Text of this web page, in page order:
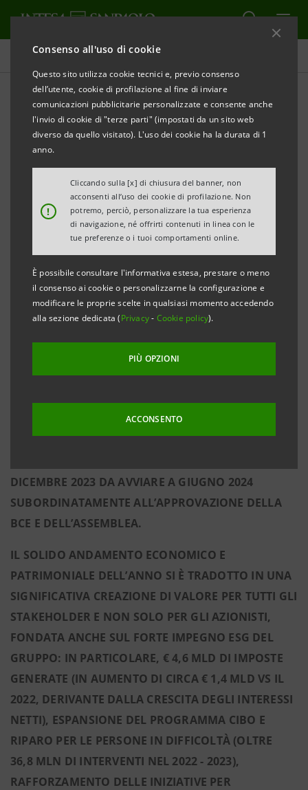
Consenso all'uso di cookie
Questo sito utilizza cookie tecnici e, previo consenso
dell’utente, cookie di profilazione al fine di inviare
comunicazioni pubblicitarie personalizzate e consente anche
l'invio di cookie di "terze parti" (impostati da un sito web
diverso da quello visitato). L'uso dei cookie ha la durata di 1
anno.
!
Cliccando sulla [x] di chiusura del banner, non
acconsenti all’uso dei cookie di profilazione. Non
potremo, perciò, personalizzare la tua esperienza
di navigazione, né offrirti contenuti in linea con le
tue preferenze o i tuoi comportamenti online.
È possibile consultare l'informativa estesa, prestare o meno
il consenso ai cookie o personalizzarne la configurazione e
modificare le proprie scelte in qualsiasi momento accedendo
alla sezione dedicata (Privacy- Cookie policy).
PIÙ OPZIONI
ACCONSENTO
Comunicati stampa
STAMPA AGGIORNA
INTESA SANPAOLO: RISULTATI CONSOLIDATI AL 31
DICEMBRE 2023
DI INTESA SANPAOLO DI GENERARE UNA
REDDITIVITÀ SOSTENIBILE ANCHE IN CONTESTI
COMPLESSI GRAZIE AL MODELLO DI BUSINESS BEN
DIVERSIFICATO E RESILIENTE, CON UN UTILE NETTO
PARI A € 7,7 MLD, TRAINATO DAGLI INTERESSI
NETTI.
SIGNIFICATIVO RITORNO CASH PER GLI AZIONISTI:
COMPLESSIVI PARI A € 5,4 MLD (€ 2,6 MLD DI
ACCONTO DIVIDENDI 2023 PAGATO A NOVEMBRE
2023 E PROPOSTA DI € 2,8 MLD DI SALDO DIVIDENDI
2023 DA PAGARE A MAGGIO 2024) E INTENZIONE DI
ESEGUIRE UNBUYBACKPARI A CIRCA 55 CENTESIMI
DICEMBRE 2023 DA AVVIARE A GIUGNO 2024
SUBORDINATAMENTE ALL’APPROVAZIONE DELLA
BCE E DELL’ASSEMBLEA.
IL SOLIDO ANDAMENTO ECONOMICO E
PATRIMONIALE DELL’ANNO SI È TRADOTTO IN UNA
SIGNIFICATIVA CREAZIONE DI VALORE PER TUTTI GLI
STAKEHOLDER E NON SOLO PER GLI AZIONISTI,
FONDATA ANCHE SUL FORTE IMPEGNO ESG DEL
GRUPPO: IN PARTICOLARE, € 4,6 MLD DI IMPOSTE
GENERATE (IN AUMENTO DI CIRCA € 1,4 MLD VS IL
2022, DERIVANTE DALLA CRESCITA DEGLI INTERESSI
NETTI), ESPANSIONE DEL PROGRAMMA CIBO E
RIPARO PER LE PERSONE IN DIFFICOLTÀ (OLTRE
36,8 MLN DI INTERVENTI NEL 2022 - 2023),
RAFFORZAMENTO DELLE INIZIATIVE PER